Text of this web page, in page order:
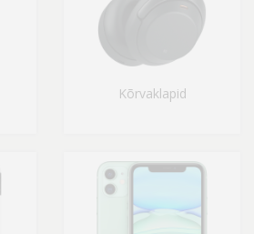
Kõrvaklapid